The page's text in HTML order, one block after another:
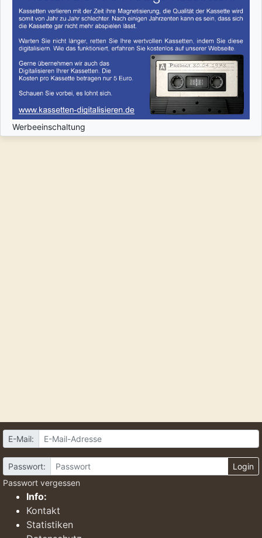
Werbeeinschaltung
E-Mail:
Passwort:
Login
Passwort vergessen
Info:
Kontakt
Statistiken